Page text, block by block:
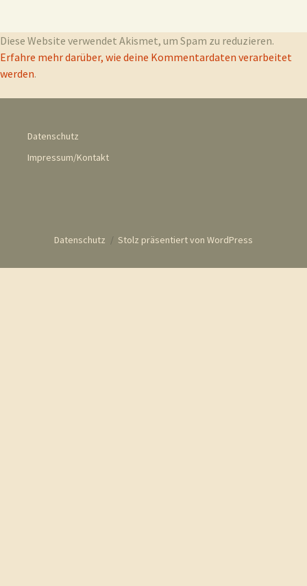
Diese Website verwendet Akismet, um Spam zu reduzieren.
Erfahre mehr darüber, wie deine Kommentardaten verarbeitet
werden.
Datenschutz
Impressum/Kontakt
Datenschutz Stolz präsentiert von WordPress